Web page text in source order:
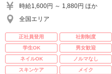
時給1,600円 ～ 1,880円 ほか
全国エリア
正社員登用 社割制度
学生OK
男女歓迎
ネイルOK
ノルマなし
スキンケア
メイク